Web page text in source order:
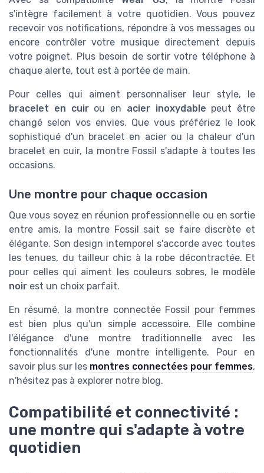
s'intègre facilement à votre quotidien. Vous pouvez
recevoir vos notifications, répondre à vos messages ou
encore contrôler votre musique directement depuis
votre poignet. Plus besoin de sortir votre téléphone à
chaque alerte, tout est à portée de main.
Pour celles qui aiment personnaliser leur style, le
bracelet en cuirou en acier inoxydable peut être
changé selon vos envies. Que vous préfériez le look
sophistiqué d'un bracelet en acier ou la chaleur d'un
bracelet en cuir, la montre Fossil s'adapte à toutes les
occasions.
Une montre pour chaque occasion
Que vous soyez en réunion professionnelle ou en sortie
entre amis, la montre Fossil sait se faire discrète et
élégante. Son design intemporel s'accorde avec toutes
les tenues, du tailleur chic à la robe décontractée. Et
pour celles qui aiment les couleurs sobres, le modèle
noir est un choix parfait.
En résumé, la montre connectée Fossil pour femmes
est bien plus qu'un simple accessoire. Elle combine
l'élégance d'une montre traditionnelle avec les
fonctionnalités d'une montre intelligente. Pour en
savoir plus sur les montres connectées pour femmes,
n'hésitez pas à explorer notre blog.
Compatibilité et connectivité :
une montre qui s'adapte à votre
quotidien